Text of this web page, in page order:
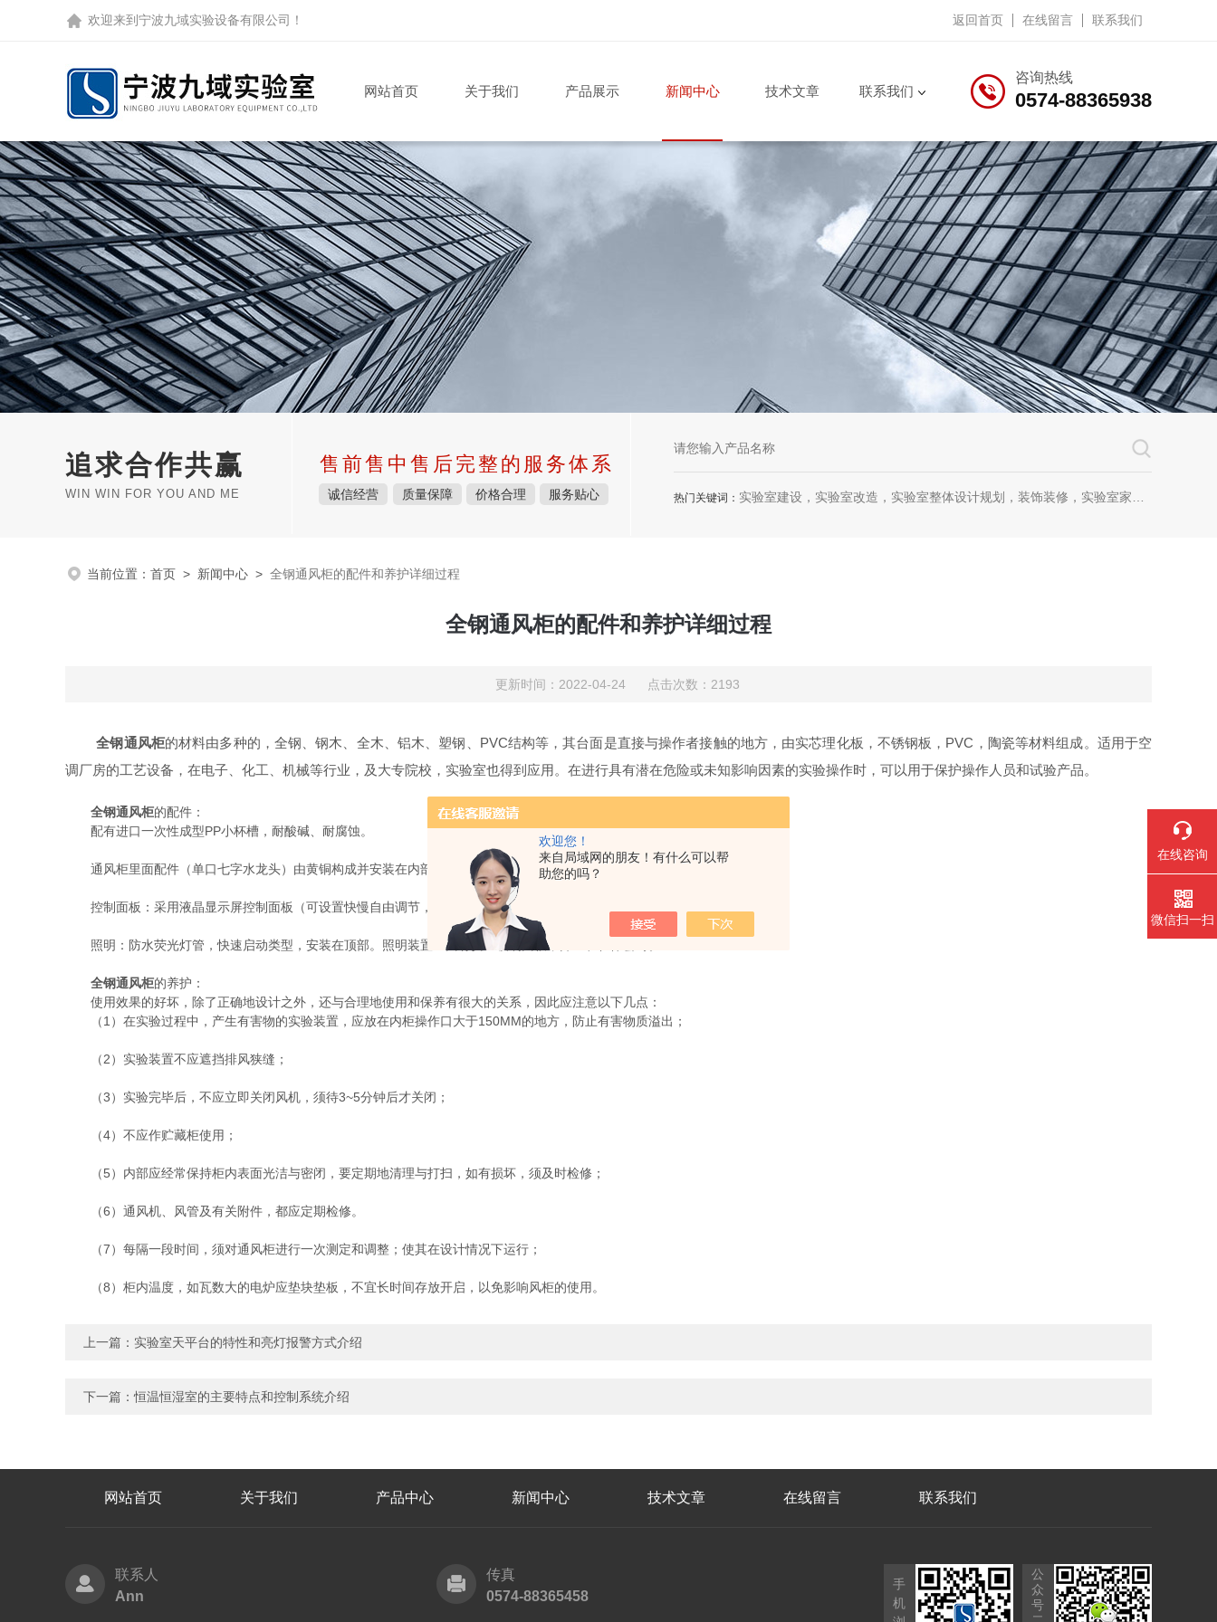
欢迎您！
来自局域网的朋友！有什么可以帮
助您的吗？
欢迎来到 宁波九域实验设备有限公司 ！ 返回首页 在线留言 联系我们
咨询热线
0574-88365938
网站首页 关于我们 产品展示 新闻中心 技术文章 联系我们
追求合作共赢
WIN WIN FOR YOU AND ME
售前售中售后完整的服务体系
诚信经营 质量保障 价格合理 服务贴心 热门关键词： 实验室建设，实验室改造，实验室整体设计规划，装饰装修，实验室家具，恒温恒湿室，微生物室，无尘车间，理化生设备
当前位置： 首页 > 新闻中心 > 全钢通风柜的配件和养护详细过程
全钢通风柜的配件和养护详细过程
更新时间：2022-04-24 点击次数：2193
全钢通风柜的材料由多种的，全钢、钢木、全木、铝木、塑钢、PVC结构等，其台面是直接与操作者接触的地方，由实芯理化板，不锈钢板，PVC，陶瓷等材料组成。适用于空
调厂房的工艺设备，在电子、化工、机械等行业，及大专院校，实验室也得到应用。在进行具有潜在危险或未知影响因素的实验操作时，可以用于保护操作人员和试验产品。
全钢通风柜的配件：
配有进口一次性成型PP小杯槽，耐酸碱、耐腐蚀。
通风柜里面配件（单口七字水龙头）由黄铜构成并安装在内部。
控制面板：采用液晶显示屏控制面板（可设置快慢自由调节，可适应市场上大部分类似产品）。
照明：防水荧光灯管，快速启动类型，安装在顶部。照明装置上面有安全玻璃面板，并且和柜体密封。
全钢通风柜的养护：
使用效果的好坏，除了正确地设计之外，还与合理地使用和保养有很大的关系，因此应注意以下几点：
（1）在实验过程中，产生有害物的实验装置，应放在内柜操作口大于150MM的地方，防止有害物质溢出；
（2）实验装置不应遮挡排风狭缝；
（3）实验完毕后，不应立即关闭风机，须待3~5分钟后才关闭；
（4）不应作贮藏柜使用；
（5）内部应经常保持柜内表面光洁与密闭，要定期地清理与打扫，如有损坏，须及时检修；
（6）通风机、风管及有关附件，都应定期检修。
（7）每隔一段时间，须对通风柜进行一次测定和调整；使其在设计情况下运行；
（8）柜内温度，如瓦数大的电炉应垫块垫板，不宜长时间存放开启，以免影响风柜的使用。
上一篇： 实验室天平台的特性和亮灯报警方式介绍
下一篇：恒温恒湿室的主要特点和控制系统介绍
网站首页 关于我们 产品中心 新闻中心 技术文章 在线留言 联系我们
联系人
Ann
传真
0574-88365458
手
机
公
众
号
在线咨询
微信扫一扫